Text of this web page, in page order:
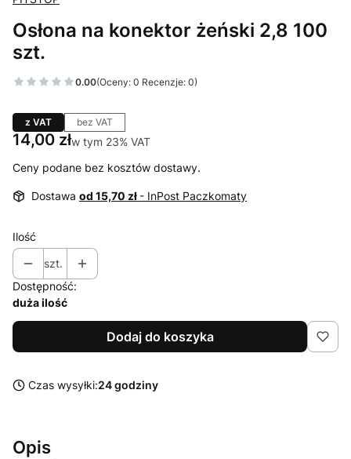
Osłona na konektor żeński 2,8 100
szt.
0.00(Oceny: 0 Recenzje: 0)
z VAT bez VAT
Cena
14,00 złw tym 23% VAT
w tym 23% VAT
Ceny podane bez kosztów dostawy.
Dostawa od 15,70 zł - InPost Paczkomaty
Ilość
szt.
Dostępność:
duża ilość
Dodaj do koszyka
Czas wysyłki:24 godziny
Opis